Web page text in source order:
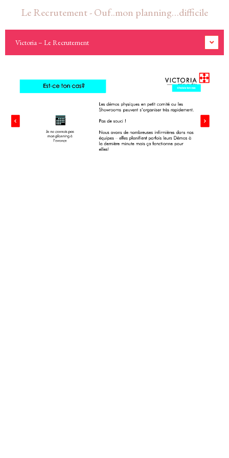
Le Recrutement - Ouf..mon planning…difficile
Victoria – Le Recrutement